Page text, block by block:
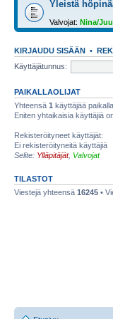
Yleistä
Valvojat: Nina/
KIRJAUDU SISÄÄN •
Käyttäjätunnus:
PAIKALLAOLIJAT
Yhteensä 1 käyttäjää
Eniten yhtaikaisia käyttäjiä
Rekisteröityneet käyttäjät:
Ei rekisteröityneitä käyttäjiä
Selite: Ylläpitäjät, Valvojat
TILASTOT
Viestejä yhteensä 16245 •